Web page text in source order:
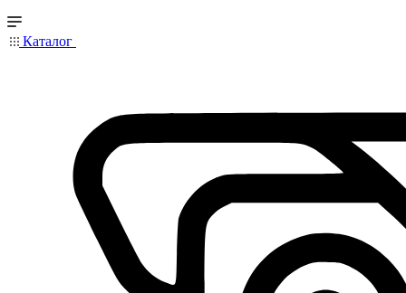
Каталог